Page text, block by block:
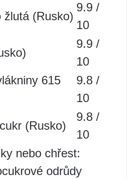
žlutá (Rusko)
9.9 /
10
9.9 /
10
615
9.8 /
10
(Rusko)
9.8 /
10
nebo chřest:
odrůdy